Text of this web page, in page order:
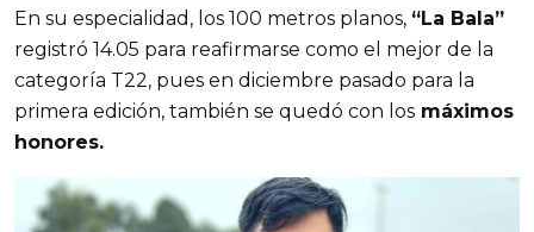
En su especialidad, los 100 metros planos, “La Bala”
registró 14.05 para reafirmarse como el mejor de la
categoría T22, pues en diciembre pasado para la
primera edición, también se quedó con los máximos
honores.